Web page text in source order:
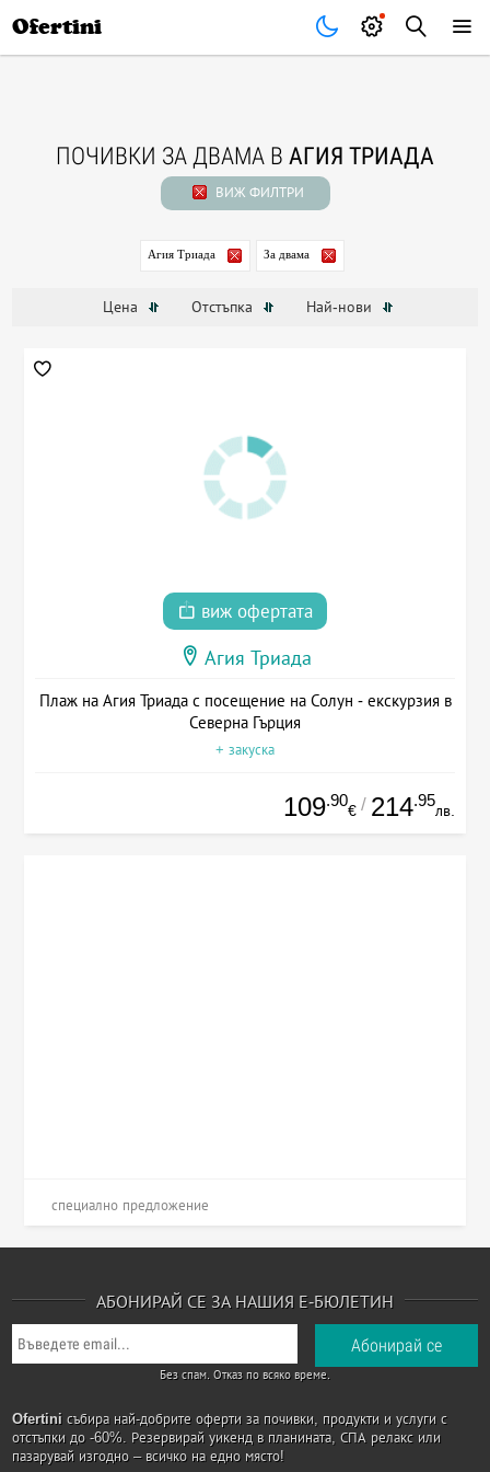
Ofertini
ПОЧИВКИ ЗА ДВАМА В АГИЯ ТРИАДА
ВИЖ ФИЛТРИ
Агия Триада За двама
Цена Отстъпка Най-нови
виж офертата
Агия Триада
Плаж на Агия Триада с посещение на Солун - екскурзия в
Северна Гърция
+ закуска
109.90
€ / 214.95
лв.
специално предложение
АБОНИРАЙ СЕ ЗА НАШИЯ Е-БЮЛЕТИН
Без спам. Отказ по всяко време.
Ofertini събира най-добрите оферти за почивки, продукти и услуги с
отстъпки до -60%. Резервирай уикенд в планината, СПА релакс или
пазарувай изгодно – всичко на едно място!